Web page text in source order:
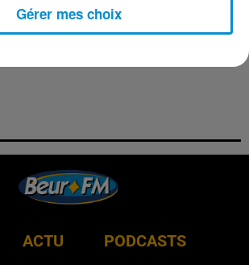
[La Matinale] Jamila Zeghoudi,
journaliste : "j’ai toujours...
ACTU PODCASTS
Gérer mes choix